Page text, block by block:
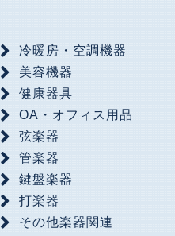
冷暖房・空調機器
美容機器
健康器具
OA・オフィス用品
弦楽器
管楽器
鍵盤楽器
打楽器
その他楽器関連